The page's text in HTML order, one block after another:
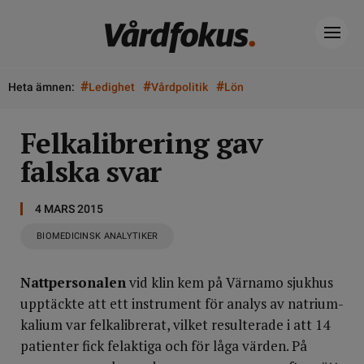
Heta ämnen: #Ledighet #Vårdpolitik #Lön
Felkalibrering gav
falska svar
4 MARS 2015
BIOMEDICINSK ANALYTIKER
Nattpersonalenvid klin kem på Värnamo sjukhus
upptäckte att ett instrument för analys av natrium-
kalium var felkalibrerat, vilket resulterade i att 14
patienter fick felaktiga och för låga värden. På